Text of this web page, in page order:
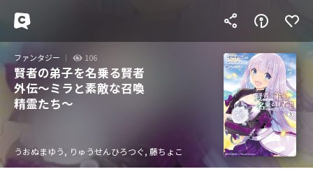
ファンタジー 106
賢者の弟子を名乗る賢者
外伝～ミラと素敵な召喚
精霊たち～
うおぬまゆう, りゅうせんひろつぐ, 藤ちょこ